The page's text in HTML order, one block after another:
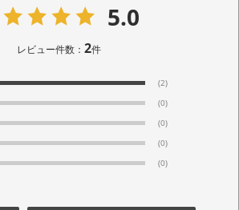
5.0
レビュー件数：2件
(2)
(0)
(0)
(0)
(0)